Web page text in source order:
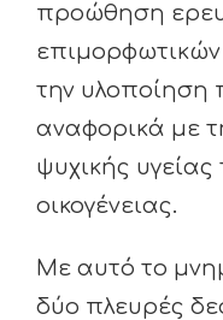
προώθηση
την
αναφορικά με
ψυχικής υγείας
οικογένειας.
Με αυτό το
δύο πλευρές